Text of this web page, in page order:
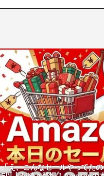
「え、こんなセールやってた